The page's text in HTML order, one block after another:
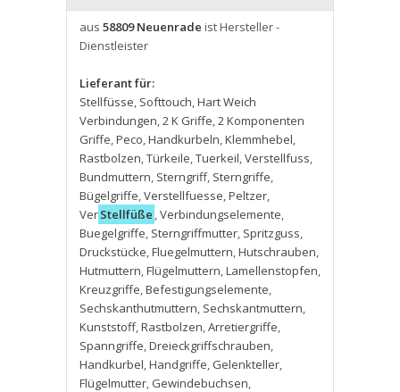
aus 58809 Neuenrade ist Hersteller -
Dienstleister
Lieferant für:
Stellfüsse, Softtouch,Hart Weich
Verbindungen,2 K Griffe,2 Komponenten
Griffe,Peco,Handkurbeln,Klemmhebel,
Rastbolzen,Türkeile,Tuerkeil,Verstellfuss,
Bundmuttern, Sterngriff, Sterngriffe,
Bügelgriffe,Verstellfuesse,Peltzer,
VerStellfüße ,Verbindungselemente,
Buegelgriffe, Sterngriffmutter, Spritzguss,
Druckstücke,Fluegelmuttern,Hutschrauben,
Hutmuttern,Flügelmuttern,Lamellenstopfen,
Kreuzgriffe,Befestigungselemente,
Sechskanthutmuttern, Sechskantmuttern,
Kunststoff,Rastbolzen,Arretiergriffe,
Spanngriffe,Dreieckgriffschrauben,
Handkurbel,Handgriffe, Gelenkteller,
Flügelmutter, Gewindebuchsen,